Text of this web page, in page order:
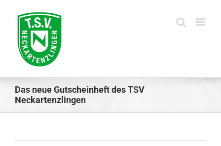
Das neue Gutscheinheft des TSV
Neckartenzlingen